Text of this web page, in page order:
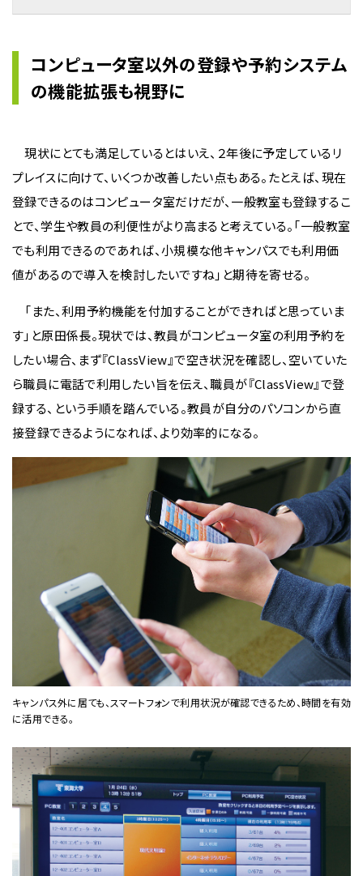
コンピュータ室以外の登録や予約システム
の機能拡張も視野に
現状にとても満足しているとはいえ、２年後に予定しているリ
プレイスに向けて、いくつか改善したい点もある。たとえば、現在
登録できるのはコンピュータ室だけだが、一般教室も登録するこ
とで、学生や教員の利便性がより高まると考えている。「一般教室
でも利用できるのであれば、小規模な他キャンパスでも利用価
値があるので導入を検討したいですね」と期待を寄せる。
「また、利用予約機能を付加することができればと思っていま
す」と原田係長。現状では、教員がコンピュータ室の利用予約を
したい場合、まず『ClassView』で空き状況を確認し、空いていた
ら職員に電話で利用したい旨を伝え、職員が『ClassView』で登
録する、という手順を踏んでいる。教員が自分のパソコンから直
接登録できるようになれば、より効率的になる。
キャンパス外に居ても、スマートフォンで利用状況が確認できるため、時間を有効
に活用できる。